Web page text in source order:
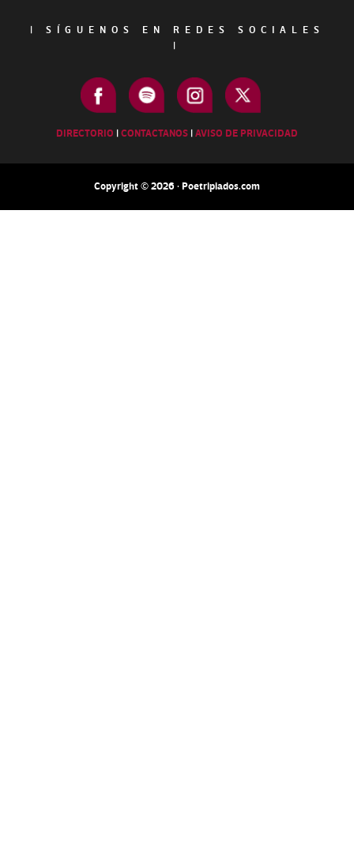
|
SÍGUENOS EN REDES SOCIALES
|
DIRECTORIO |CONTACTANOS |AVISO DE PRIVACIDAD
Copyright © 2026 · Poetripiados.com